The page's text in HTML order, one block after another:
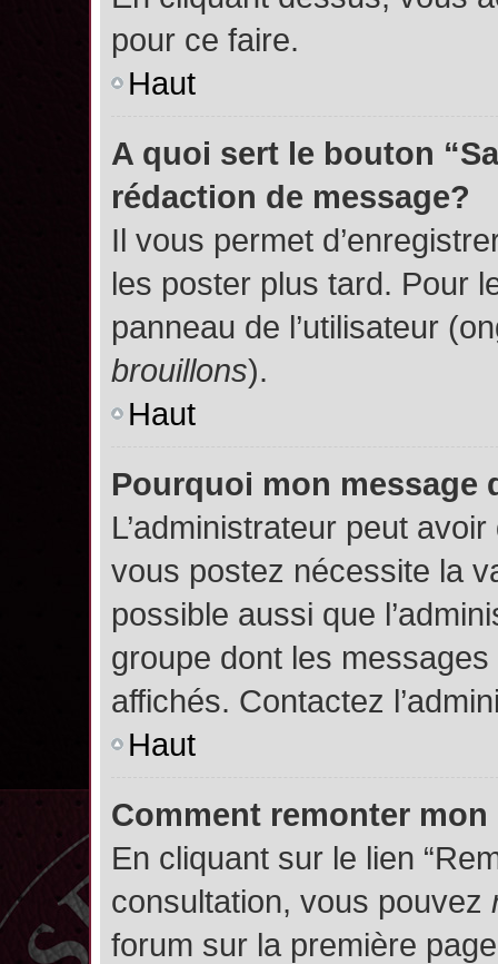
pour ce faire.
Haut
A quoi sert le bouton
rédaction de message?
Il vous permet
les poster plus tard. Pour
panneau de l’utilisateur
brouillons).
Haut
Pourquoi mon message
L’administrateur peut
vous postez nécessite la
possible aussi que
groupe dont les
affichés. Contactez
Haut
Comment remonter
En cliquant sur le lien
consultation, vous pouvez
forum sur la première